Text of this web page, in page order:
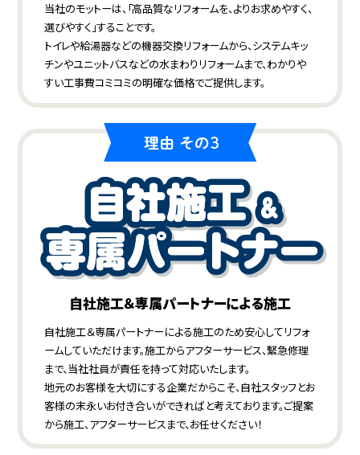
当社のモットーは、「高品質なリフォームを、よりお求めやすく、
選びやすく」することです。
トイレや給湯器などの機器交換リフォームから、システムキッ
チンやユニットバスなどの水まわりリフォームまで、わかりや
すい工事費コミコミの明確な価格でご提供します。
自社施工＆専属パートナーによる施工
自社施工＆専属パートナーによる施工のため安心してリフォ
ームしていただけます。施工からアフターサービス、緊急修理
まで、当社社員が責任を持って対応いたします。
地元のお客様を大切にする企業だからこそ、自社スタッフとお
客様の末永いお付き合いができればと考えております。ご提案
から施工、アフターサービスまで、お任せください！